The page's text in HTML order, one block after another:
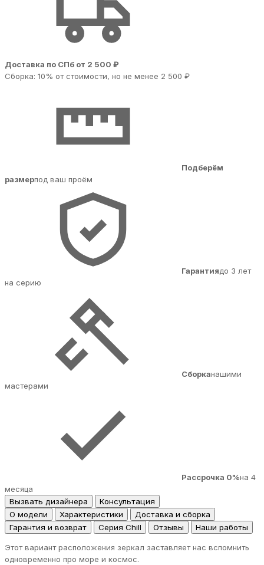
Доставка по СПб от 2 500 ₽
Сборка: 10% от стоимости, но не менее 2 500 ₽
Подберём
размерпод ваш проём
Гарантиядо 3 лет
на серию
Сборканашими
мастерами
Рассрочка 0%на 4
месяца
Вызвать дизайнера
Консультация
О модели
Характеристики
Доставка и сборка
Гарантия и возврат
Серия Chill Отзывы Наши работы
Этот вариант расположения зеркал заставляет нас вспомнить
одновременно про море и космос.